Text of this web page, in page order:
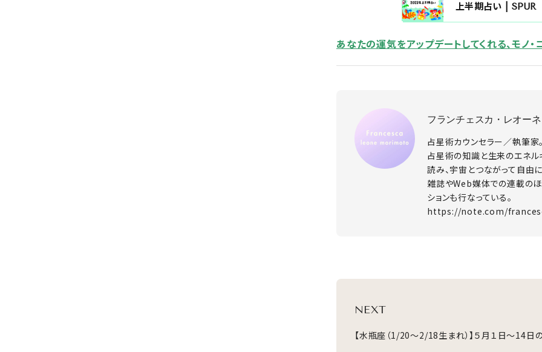
上半期占い | SPUR
あなたの運気をアップデートしてくれる、モノ・
フランチェスカ・レオー
占星術カウンセラー／執筆家
占星術の知識と生来のエネ
読み、宇宙とつながって自由
雑誌やWeb媒体での連載のほ
ションも行なっている。
https://note.com/
NEXT
【水瓶座（1/20～2/18生まれ）】５月１日～14日